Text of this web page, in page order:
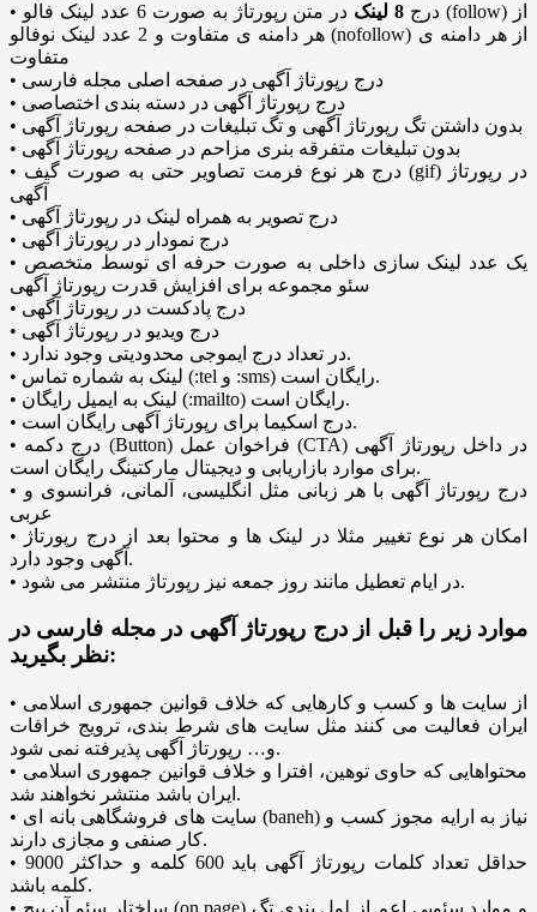
• درج 8 لینک
در متن رپورتاژ به صورت 6 عدد لینک فالو (follow) از
هر دامنه ی متفاوت و 2 عدد لینک نوفالو (nofollow) از هر دامنه ی
متفاوت
• درج رپورتاژ آگهی در صفحه اصلی مجله فارسی
• درج رپورتاژ آگهی در دسته بندی اختصاصی
• بدون داشتن تگ رپورتاژ آگهی و تگ تبلیغات در صفحه رپورتاژ آگهی
• بدون تبلیغات متفرقه بنری مزاحم در صفحه رپورتاژ آگهی
• درج هر نوع فرمت تصاویر حتی به صورت گیف (gif) در رپورتاژ
آگهی
• درج تصویر به همراه لینک در رپورتاژ آگهی
• درج نمودار در رپورتاژ آگهی
• یک عدد لینک سازی داخلی به صورت حرفه ای توسط متخصص
سئو مجموعه برای افزایش قدرت رپورتاژ آگهی
• درج پادکست در رپورتاژ آگهی
• درج ویدیو در رپورتاژ آگهی
• در تعداد درج ایموجی محدودیتی وجود ندارد.
• لینک به شماره تماس (:tel و :sms) رایگان است.
• لینک به ایمیل رایگان (:mailto) رایگان است.
• درج اسکیما برای رپورتاژ آگهی رایگان است.
• درج دکمه (Button) فراخوان عمل (CTA) در داخل رپورتاژ آگهی
برای موارد بازاریابی و دیجیتال مارکتینگ رایگان است.
• درج رپورتاژ آگهی با هر زبانی مثل انگلیسی، آلمانی، فرانسوی و
عربی
• امکان هر نوع تغییر مثلا در لینک ها و محتوا بعد از درج رپورتاژ
آگهی وجود دارد.
• در ایام تعطیل مانند روز جمعه نیز رپورتاژ منتشر می شود.
موارد زیر را قبل از درج رپورتاژ آگهی در مجله فارسی در
نظر بگیرید:
• از سایت ها و کسب و کارهایی که خلاف قوانین جمهوری اسلامی
ایران فعالیت می کنند مثل سایت های شرط بندی، ترویج خرافات
و… رپورتاژ آگهی پذیرفته نمی شود.
• محتواهایی که حاوی توهین، افترا و خلاف قوانین جمهوری اسلامی
ایران باشد منتشر نخواهند شد.
• سایت های فروشگاهی بانه ای (baneh) نیاز به ارایه مجوز کسب و
کار صنفی و مجازی دارند.
• حداقل تعداد کلمات رپورتاژ آگهی باید 600 کلمه و حداکثر 9000
کلمه باشد.
• ساختار سئو آن پیج (on page) و موارد سئویی اعم از لول بندی تگ